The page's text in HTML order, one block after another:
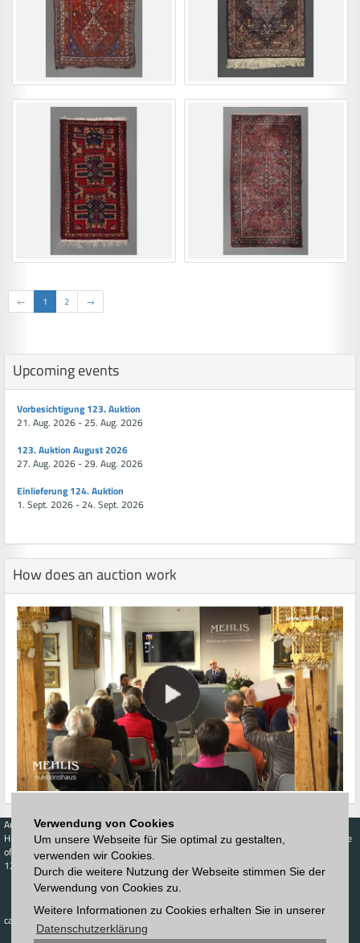
Verwendung von Cookies
Um unsere Webseite für Sie optimal zu gestalten,
verwenden wir Cookies.
Durch die weitere Nutzung der Webseite stimmen Sie der
Verwendung von Cookies zu.
Weitere Informationen zu Cookies erhalten Sie in unserer
Datenschutzerklärung
← 1 2 →
Upcoming events
Vorbesichtigung 123. Auktion
21. Aug. 2026 - 25. Aug. 2026
123. Auktion August 2026
27. Aug. 2026 - 29. Aug. 2026
Einlieferung 124. Auktion
1. Sept. 2026 - 24. Sept. 2026
How does an auction work
Auctions
Highest acceptance
of bids
123. Auktion
Schedule
Catalog
Interactive
catalog
Buy
Live-Auction
Calendar
Highest acceptance
Auction house
Newsletter